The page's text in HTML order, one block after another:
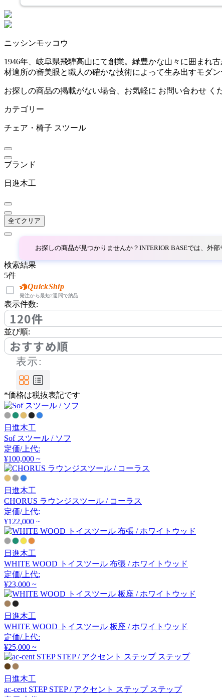
ARUNAi
アルナイ
AZUMAYA
アズマヤ
bellacontte
BoConcept
ボーコンセプト
bogaerts label
ボガーツ・ラベル
by interiors
バイインテリアズ
CHAISES NICOLLE
シェーズ・ニコル
Coccole
COLOS
コロス
common furniture
コモンファニチャー
COMPLEX UNIVERSAL
FURNITURE SUPPLY
コンプレックスユニバー
サルファニチャーサプラ
イ
CondeHouse
mm
ニッシンモッコウ
1946年、岐阜県飛騨高山にて創業。緑豊かな山々に囲まれ
材適所の審美眼と職人の確かな技術によって生み出すモダ
お探しの商品の掲載がない場合、お気軽に お問い合わせ く
カテゴリー
チェア・椅子 スツール
ブランド
日進木工
全てクリア
お探しの商品が見つかりませんか？INTERIOR BASEでは、外
検索結果
5件
QuickShip
発注から最短2週間で納品
表示件数:
120件
並び順:
おすすめ順
表示:
*価格は税抜表記です
日進木工
Sof スツール / ソフ
定価/上代:
¥100,000 ~
日進木工
CHORUS ラウンジスツール / コーラス
定価/上代:
¥122,000 ~
日進木工
WHITE WOOD トイスツール 布張 / ホワイトウッド
定価/上代:
¥23,000 ~
日進木工
WHITE WOOD トイスツール 板座 / ホワイトウッド
定価/上代:
¥25,000 ~
日進木工
ac-cent STEP STEP / アクセント ステップ ステップ